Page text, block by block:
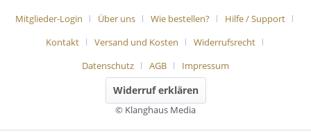
Mitglieder-Login Über uns Wie bestellen?
Hilfe / Support
Kontakt
Versand und Kosten
Widerrufsrecht
Datenschutz
AGB Impressum
Widerruf erklären
© Klanghaus Media